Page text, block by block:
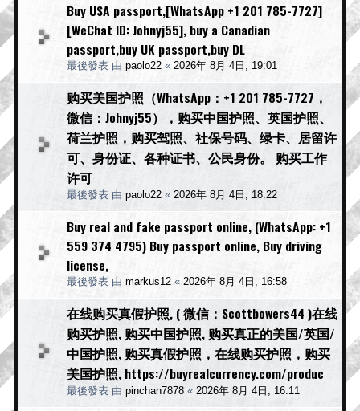
Buy USA passport,[WhatsApp +1 201 785-7727]
[WeChat ID: Johnyj55], buy a Canadian
passport,buy UK passport,buy DL
最後發表 由 paolo22 « 2026年 8月 4日, 19:01
购买美国护照（WhatsApp：+1 201 785-7727，
微信：Johnyj55），购买中国护照、英国护照、
荷兰护照，购买驾照、社保号码、绿卡、居留许
可、身份证、各种证书、公民身份。 购买工作
许可
最後發表 由 paolo22 « 2026年 8月 4日, 18:22
Buy real and fake passport online, (WhatsApp: +1
559 374 4795) Buy passport online, Buy driving
license,
最後發表 由 markus12 « 2026年 8月 4日, 16:58
在线购买真假护照, ( 微信：Scottbowers44 )在线
购买护照, 购买中国护照, 购买真正的美国/英国/
中国护照, 购买真假护照，在线购买护照，购买
美国护照, https://buyrealcurrency.com/produc
最後發表 由 pinchan7878 « 2026年 8月 4日, 16:11